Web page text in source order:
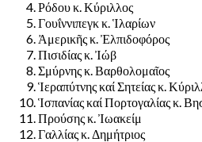
Ρόδου κ. Κύριλλος
Γουΐννιπεγκ κ. Ἱλαρίων
Ἀμερικῆς κ. Ἐλπιδοφόρος
Πισιδίας κ. Ἰώβ
Σμύρνης κ. Βαρθολομαῖος
Ἱεραπύτνης καί Σητείας κ.
Ἱσπανίας καί Πορτογαλίας κ.
Προύσης κ. Ἰωακείμ
Γαλλίας κ. Δημήτριος